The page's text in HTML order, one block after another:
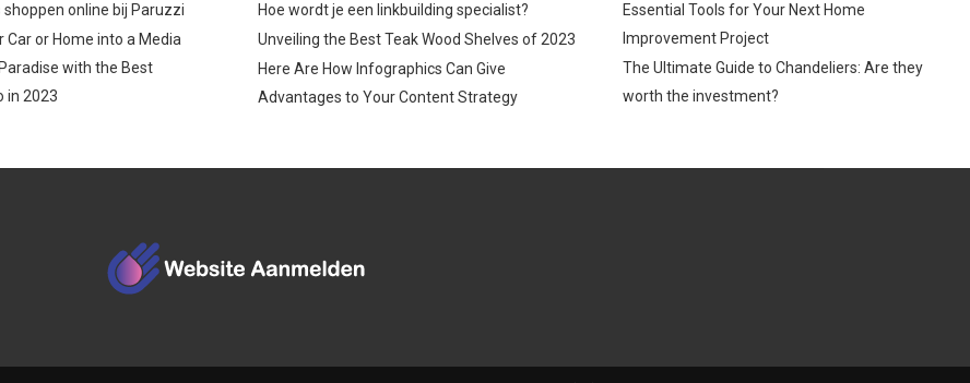
online bij Paruzzi
or Home into a Media
with the Best
in 2023
Hoe wordt je een linkbuilding specialist?
Unveiling the Best Teak Wood Shelves of 2023
Here Are How Infographics Can Give
Advantages to Your Content Strategy
Essential Tools for Your Next Home
Improvement Project
The Ultimate Guide to Chandeliers: Are they
worth the investment?